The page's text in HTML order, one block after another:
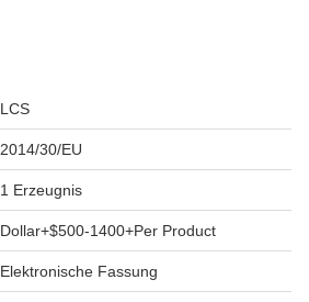
LCS
2014/30/EU
1 Erzeugnis
Dollar+$500-1400+Per Product
Elektronische Fassung